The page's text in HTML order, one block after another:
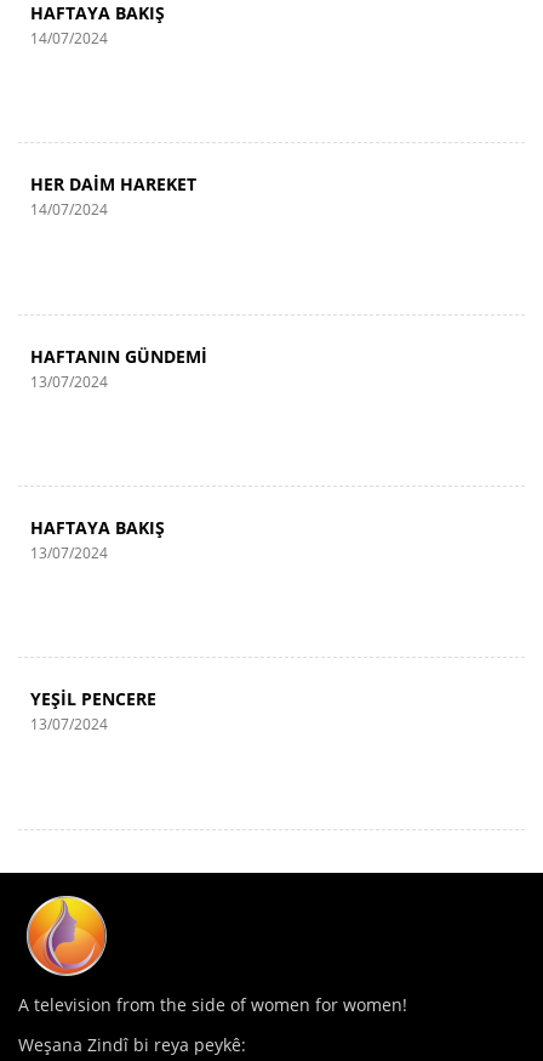
HAFTAYA BAKIŞ
14/07/2024
HER DAİM HAREKET
14/07/2024
HAFTANIN GÜNDEMİ
13/07/2024
HAFTAYA BAKIŞ
13/07/2024
YEŞİL PENCERE
13/07/2024
A television from the side of women for women!
Weşana Zindî bi reya peykê: